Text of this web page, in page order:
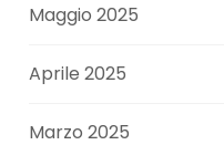
Maggio 2025
Aprile 2025
Marzo 2025